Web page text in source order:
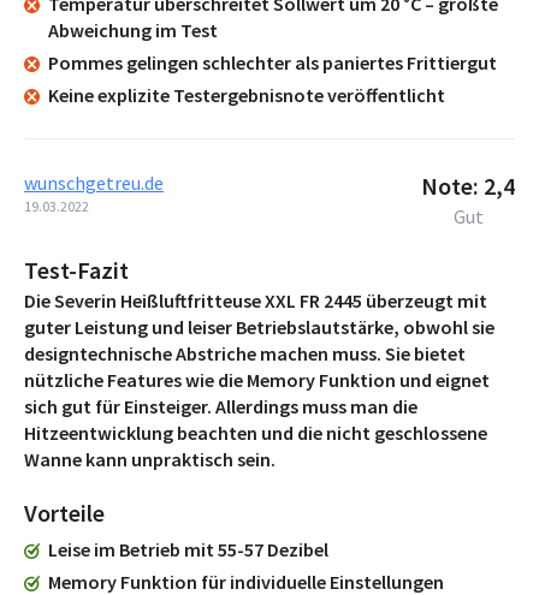
Abweichung im Test
Pommes gelingen schlechter als paniertes Frittiergut
Keine explizite Testergebnisnote veröffentlicht
wunschgetreu.de
19.03.2022
Note: 2,4
Gut
Test-Fazit
Die Severin Heißluftfritteuse XXL FR 2445 überzeugt mit
guter Leistung und leiser Betriebslautstärke, obwohl sie
designtechnische Abstriche machen muss. Sie bietet
nützliche Features wie die Memory Funktion und eignet
sich gut für Einsteiger. Allerdings muss man die
Hitzeentwicklung beachten und die nicht geschlossene
Wanne kann unpraktisch sein.
Vorteile
Leise im Betrieb mit 55-57 Dezibel
Memory Funktion für individuelle Einstellungen